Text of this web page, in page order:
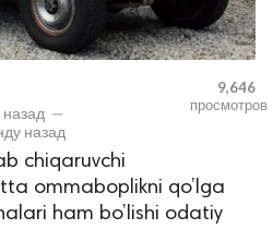
назад —
назад
9,646
просмотров
chiqaruvchi
ommaboplikni qo’lga
ham bo’lishi odatiy